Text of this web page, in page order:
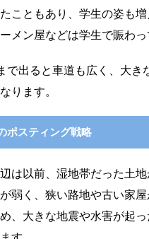
こともあり、学生の姿も
メン屋などは学生で賑わっ
で出ると車道も広く、大き
ります。
ポスティング戦略
は以前、湿地帯だった土
弱く、狭い路地や古い家
、大きな地震や水害が起